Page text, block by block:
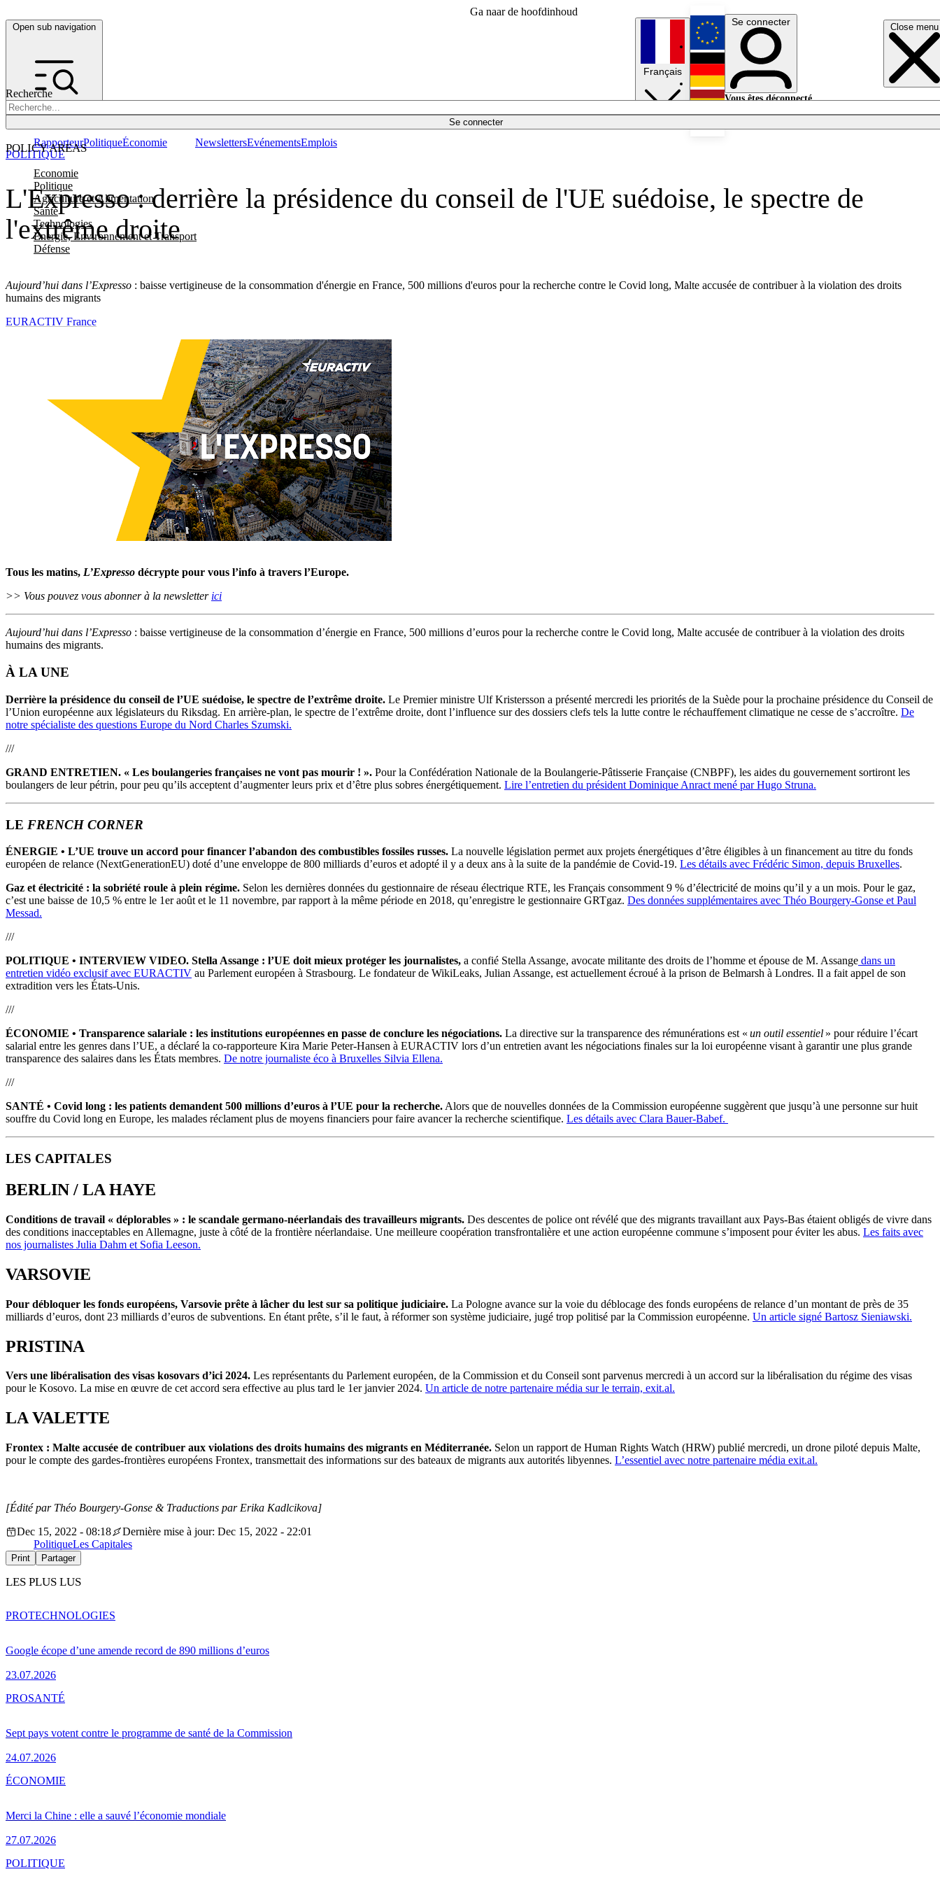
Ga naar de hoofdinhoud
Open sub navigation Close menu
Recherche
Se connecter
POLICY AREAS
Economie
Politique
Agriculture et Alimentation
Santé
Technologies
Energie, Environnement et Transport
Défense
RapporteurPolitiqueÉconomie NewslettersEvénementsEmplois
Français
English
Deutsch
Se connecter
Vous êtes déconnecté.
L'Expresso : derrière la présidence du conseil de l'UE suédoise, le spectre de
l'extrême droite
Aujourd’hui dans l’Expresso : baisse vertigineuse de la consommation d'énergie en France, 500 millions d'euros pour la recherche contre le Covid long, Malte accusée de contribuer à la violation des droits
humains des migrants
POLITIQUE
EURACTIV France
Tous les matins, L’Expresso décrypte pour vous l’info à travers l’Europe.
>> Vous pouvez vous abonner à la newsletter ici
Aujourd’hui dans l’Expresso : baisse vertigineuse de la consommation d’énergie en France, 500 millions d’euros pour la recherche contre le Covid long, Malte accusée de contribuer à la violation des droits
humains des migrants.
À LA UNE
Derrière la présidence du conseil de l’UE suédoise, le spectre de l’extrême droite. Le Premier ministre Ulf Kristersson a présenté mercredi les priorités de la Suède pour la prochaine présidence du Conseil de
l’Union européenne aux législateurs du Riksdag. En arrière-plan, le spectre de l’extrême droite, dont l’influence sur des dossiers clefs tels la lutte contre le réchauffement climatique ne cesse de s’accroître. De
notre spécialiste des questions Europe du Nord Charles Szumski.
///
GRAND ENTRETIEN. « Les boulangeries françaises ne vont pas mourir ! ». Pour la Confédération Nationale de la Boulangerie-Pâtisserie Française (CNBPF), les aides du gouvernement sortiront les
boulangers de leur pétrin, pour peu qu’ils acceptent d’augmenter leurs prix et d’être plus sobres énergétiquement. Lire l’entretien du président Dominique Anract mené par Hugo Struna.
LE FRENCH CORNER
ÉNERGIE • L’UE trouve un accord pour financer l’abandon des combustibles fossiles russes. La nouvelle législation permet aux projets énergétiques d’être éligibles à un financement au titre du fonds
européen de relance (NextGenerationEU) doté d’une enveloppe de 800 milliards d’euros et adopté il y a deux ans à la suite de la pandémie de Covid-19. Les détails avec Frédéric Simon, depuis Bruxelles.
Gaz et électricité : la sobriété roule à plein régime. Selon les dernières données du gestionnaire de réseau électrique RTE, les Français consomment 9 % d’électricité de moins qu’il y a un mois. Pour le gaz,
c’est une baisse de 10,5 % entre le 1er août et le 11 novembre, par rapport à la même période en 2018, qu’enregistre le gestionnaire GRTgaz. Des données supplémentaires avec Théo Bourgery-Gonse et Paul
Messad.
///
POLITIQUE • INTERVIEW VIDEO. Stella Assange : l’UE doit mieux protéger les journalistes, a confié Stella Assange, avocate militante des droits de l’homme et épouse de M. Assange dans un
entretien vidéo exclusif avec EURACTIV au Parlement européen à Strasbourg. Le fondateur de WikiLeaks, Julian Assange, est actuellement écroué à la prison de Belmarsh à Londres. Il a fait appel de son
extradition vers les États-Unis.
///
ÉCONOMIE • Transparence salariale : les institutions européennes en passe de conclure les négociations. La directive sur la transparence des rémunérations est « un outil essentiel » pour réduire l’écart
salarial entre les genres dans l’UE, a déclaré la co-rapporteure Kira Marie Peter-Hansen à EURACTIV lors d’un entretien avant les négociations finales sur la loi européenne visant à garantir une plus grande
transparence des salaires dans les États membres. De notre journaliste éco à Bruxelles Silvia Ellena.
///
SANTÉ • Covid long : les patients demandent 500 millions d’euros à l’UE pour la recherche. Alors que de nouvelles données de la Commission européenne suggèrent que jusqu’à une personne sur huit
souffre du Covid long en Europe, les malades réclament plus de moyens financiers pour faire avancer la recherche scientifique. Les détails avec Clara Bauer-Babef.
LES CAPITALES
BERLIN / LA HAYE
Conditions de travail « déplorables » : le scandale germano-néerlandais des travailleurs migrants. Des descentes de police ont révélé que des migrants travaillant aux Pays-Bas étaient obligés de vivre dans
des conditions inacceptables en Allemagne, juste à côté de la frontière néerlandaise. Une meilleure coopération transfrontalière et une action européenne commune s’imposent pour éviter les abus. Les faits avec
nos journalistes Julia Dahm et Sofia Leeson.
VARSOVIE
Pour débloquer les fonds européens, Varsovie prête à lâcher du lest sur sa politique judiciaire. La Pologne avance sur la voie du déblocage des fonds européens de relance d’un montant de près de 35
milliards d’euros, dont 23 milliards d’euros de subventions. En étant prête, s’il le faut, à réformer son système judiciaire, jugé trop politisé par la Commission européenne. Un article signé Bartosz Sieniawski.
PRISTINA
Vers une libéralisation des visas kosovars d’ici 2024. Les représentants du Parlement européen, de la Commission et du Conseil sont parvenus mercredi à un accord sur la libéralisation du régime des visas
pour le Kosovo. La mise en œuvre de cet accord sera effective au plus tard le 1er janvier 2024. Un article de notre partenaire média sur le terrain, exit.al.
LA VALETTE
Frontex : Malte accusée de contribuer aux violations des droits humains des migrants en Méditerranée. Selon un rapport de Human Rights Watch (HRW) publié mercredi, un drone piloté depuis Malte,
pour le compte des gardes-frontières européens Frontex, transmettait des informations sur des bateaux de migrants aux autorités libyennes. L’essentiel avec notre partenaire média exit.al.
[Édité par Théo Bourgery-Gonse & Traductions par Erika Kadlcikova]
Dec 15, 2022 - 08:18
Dernière mise à jour: Dec 15, 2022 - 22:01
PolitiqueLes Capitales
Print Partager
LES PLUS LUS
Google écope d’une amende record de 890 millions d’euros
23.07.2026
PROTECHNOLOGIES
Sept pays votent contre le programme de santé de la Commission
24.07.2026
PROSANTÉ
Merci la Chine : elle a sauvé l’économie mondiale
27.07.2026
ÉCONOMIE
POLITIQUE